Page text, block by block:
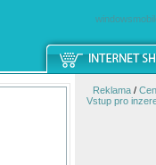
Reklama/
Vstup pro